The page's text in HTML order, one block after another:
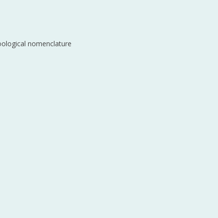
nomenclature